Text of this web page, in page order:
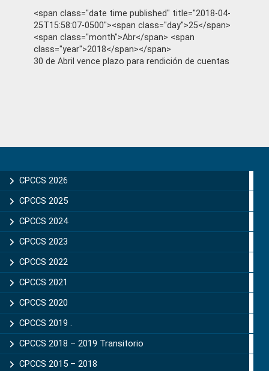
<span class="date time published" title="2018-04-
25T15:58:07-0500"><span class="day">25</span>
<span class="month">Abr</span> <span
class="year">2018</span></span>
30 de Abril vence plazo para rendición de cuentas
Sidebar
CPCCS 2026
CPCCS 2025
CPCCS 2024
CPCCS 2023
CPCCS 2022
CPCCS 2021
CPCCS 2020
CPCCS 2019 .
CPCCS 2018 – 2019 Transitorio
CPCCS 2015 – 2018